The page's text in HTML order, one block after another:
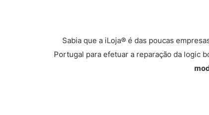
Sabia que a iLoja® é das poucas
Portugal para efetuar a reparação da logic